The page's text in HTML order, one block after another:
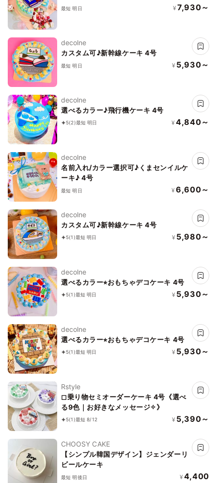
最短 明日 ¥ 7,930～
decolne
カスタム可♪新幹線ケーキ 4号
最短 明日 ¥ 5,930～
decolne
選べるカラー♪飛行機ケーキ 4号
5(2)最短 明日 ¥ 4,840～
decolne
名前入れ/カラー選択可♪くまセンイルケ
ーキ♪ 4号
最短 明日 ¥ 6,600～
decolne
カスタム可♪新幹線ケーキ 4号
5(1)最短 明日 ¥ 5,980～
decolne
選べるカラー⭐︎おもちゃデコケーキ 4号
5(1)最短 明日 ¥ 5,930～
decolne
選べるカラー⭐︎おもちゃデコケーキ 4号
5(1)最短 明日 ¥ 5,930～
Rstyle
◻︎乗り物セミオーダーケーキ 4号《選べ
る9色｜お好きなメッセージ✧》
5(1)最短 8/12 ¥ 5,390～
CHOOSY CAKE
【シンプル韓国デザイン】ジェンダーリ
ビールケーキ
最短 明後日 ¥ 4,400